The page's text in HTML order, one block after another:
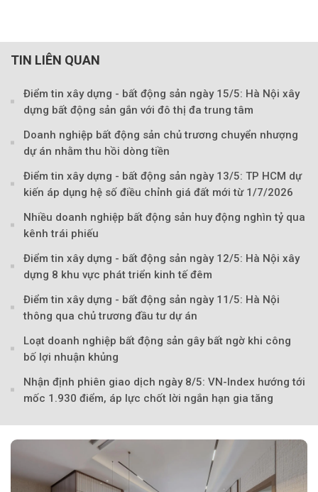
TIN LIÊN QUAN
Điểm tin xây dựng - bất động sản ngày 15/5: Hà Nội xây
dựng bất động sản gắn với đô thị đa trung tâm
Doanh nghiệp bất động sản chủ trương chuyển nhượng
dự án nhằm thu hồi dòng tiền
Điểm tin xây dựng - bất động sản ngày 13/5: TP HCM dự
kiến áp dụng hệ số điều chỉnh giá đất mới từ 1/7/2026
Nhiều doanh nghiệp bất động sản huy động nghìn tỷ qua
kênh trái phiếu
Điểm tin xây dựng - bất động sản ngày 12/5: Hà Nội xây
dựng 8 khu vực phát triển kinh tế đêm
Điểm tin xây dựng - bất động sản ngày 11/5: Hà Nội
thông qua chủ trương đầu tư dự án
Loạt doanh nghiệp bất động sản gây bất ngờ khi công
bố lợi nhuận khủng
Nhận định phiên giao dịch ngày 8/5: VN-Index hướng tới
mốc 1.930 điểm, áp lực chốt lời ngắn hạn gia tăng